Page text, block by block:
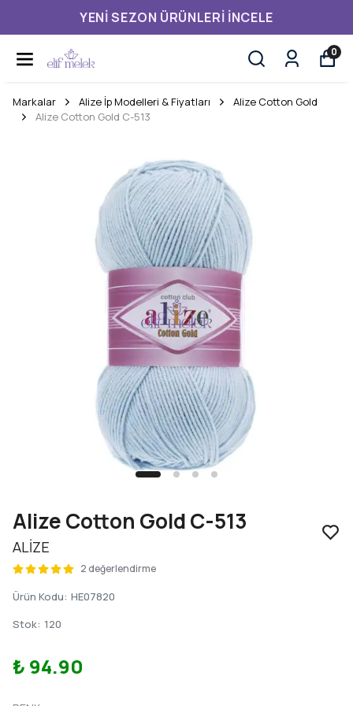
YENI SEZON ÜRÜNLERI İNCELE
0
Markalar Alize İp Modelleri & Fiyatları
Alize Cotton Gold
Alize Cotton Gold C-513
Alize Cotton Gold C-513
ALİZE
2 değerlendirme
Ürün Kodu: HE07820
Stok: 120
₺ 94.90